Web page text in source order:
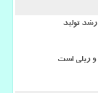
تولید
و ریلی است